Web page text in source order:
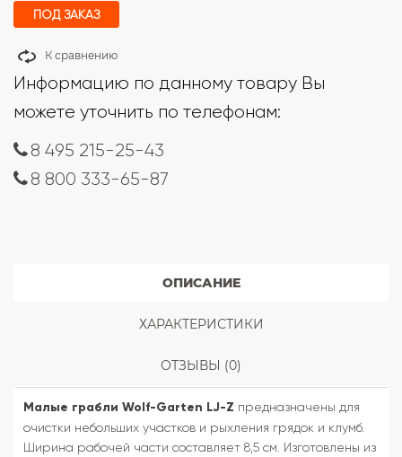
ПОД ЗАКАЗ
К сравнению
Информацию по данному товару Вы
можете уточнить по телефонам:
8 495 215-25-43
8 800 333-65-87
ОПИСАНИЕ
ХАРАКТЕРИСТИКИ
ОТЗЫВЫ (0)
Малые грабли Wolf-Garten LJ-Z предназначены для
очистки небольших участков и рыхления грядок и клумб.
Ширина рабочей части составляет 8,5 см. Изготовлены из